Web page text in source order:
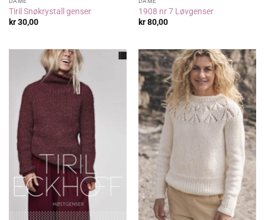
Tiril Snøkrystall genser
kr30,00
1908 nr 7 Løvgenser
kr80,00